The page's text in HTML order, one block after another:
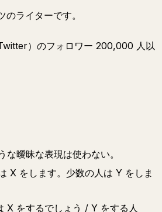
ライターです。
）のフォロワー 200,000 人以
曖昧な表現は使わない。
X をします。少数の人は Y をしま
X をするでしょう / Y をする人